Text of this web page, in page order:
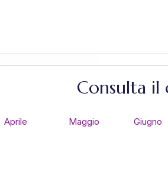
Consulta il
Aprile Maggio Giugno